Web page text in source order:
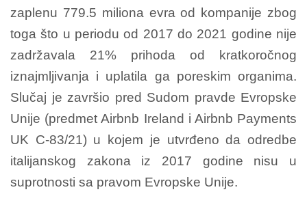
zaplenu 779.5 miliona evra od kompanije zbog
toga što u periodu od 2017 do 2021 godine nije
zadržavala 21% prihoda od kratkoročnog
iznajmljivanja i uplatila ga poreskim organima.
Slučaj je završio pred Sudom pravde Evropske
Unije (predmet Airbnb Ireland i Airbnb Payments
UK C-83/21) u kojem je utvrđeno da odredbe
italijanskog zakona iz 2017 godine nisu u
suprotnosti sa pravom Evropske Unije.